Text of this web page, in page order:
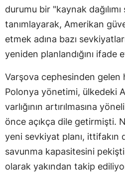
durumu bir "kaynak
tanımlayarak, Amerikan
etmek adına bazı
yeniden planlandığını ifade
Varşova cephesinden gelen
Polonya yönetimi, ülkedeki
varlığının artırılmasına
önce açıkça dile getirmişti.
yeni sevkiyat planı, ittifakın
savunma kapasitesini
olarak yakından takip